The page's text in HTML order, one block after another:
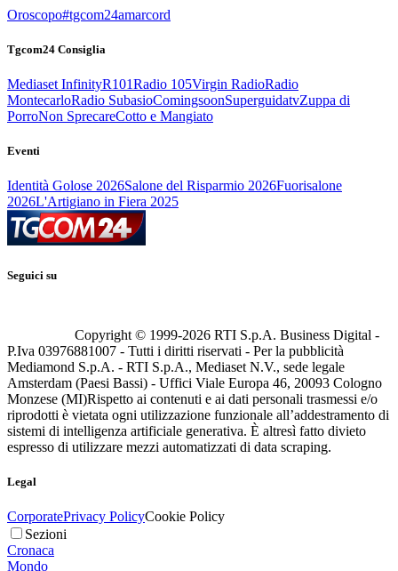
Oroscopo#tgcom24amarcord
Tgcom24 Consiglia
Mediaset InfinityR101Radio 105Virgin RadioRadio
MontecarloRadio SubasioComingsoonSuperguidatvZuppa di
PorroNon SprecareCotto e Mangiato
Eventi
Identità Golose 2026Salone del Risparmio 2026Fuorisalone
2026L'Artigiano in Fiera 2025
Seguici su
Copyright © 1999-2026 RTI S.p.A. Business Digital -
P.Iva 03976881007 - Tutti i diritti riservati - Per la pubblicità
Mediamond S.p.A. - RTI S.p.A., Mediaset N.V., sede legale
Amsterdam (Paesi Bassi) - Uffici Viale Europa 46, 20093 Cologno
Monzese (MI)Rispetto ai contenuti e ai dati personali trasmessi e/o
riprodotti è vietata ogni utilizzazione funzionale all’addestramento di
sistemi di intelligenza artificiale generativa. È altresì fatto divieto
espresso di utilizzare mezzi automatizzati di data scraping.
Legal
CorporatePrivacy PolicyCookie Policy
Sezioni
Cronaca
Mondo